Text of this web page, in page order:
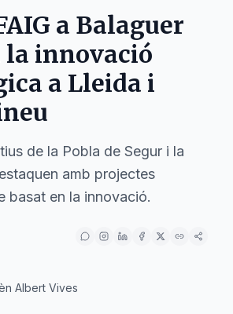
a Balaguer
la innovació
a Lleida i
de la Pobla de Segur i la
amb projectes
basat en la innovació.
Albert Vives